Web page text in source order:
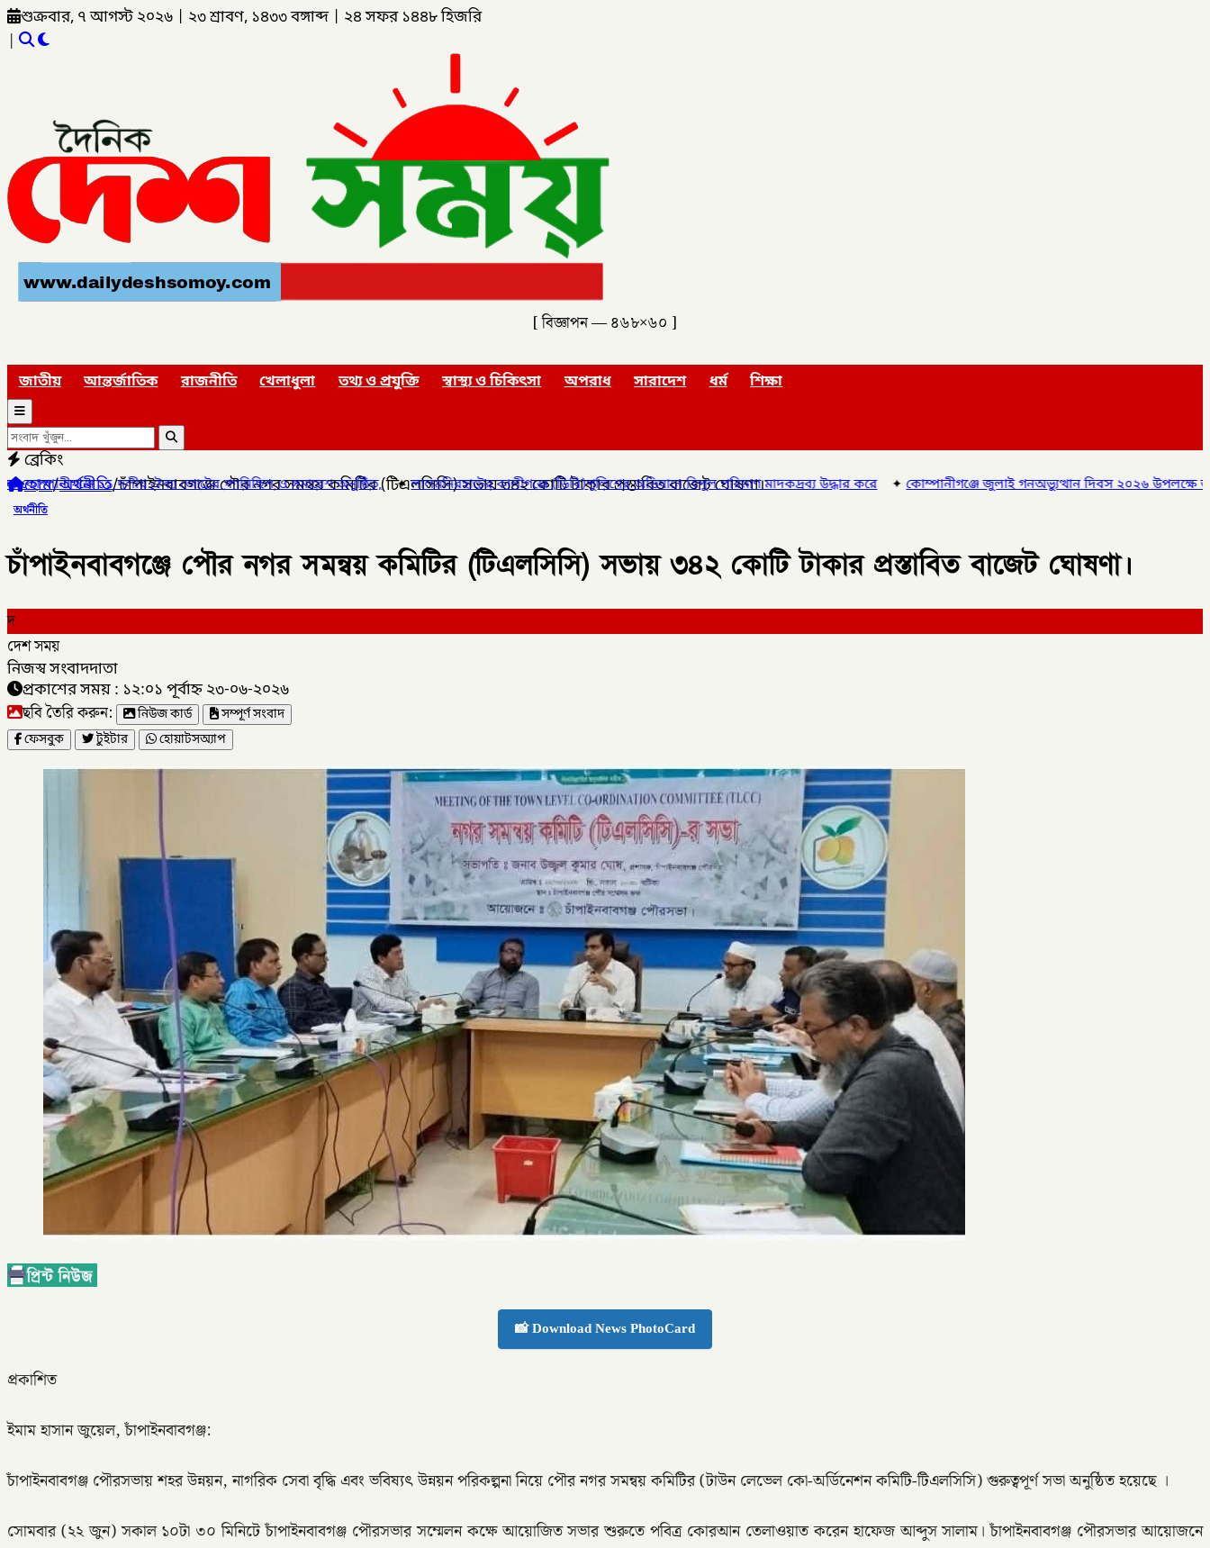
শুক্রবার, ৭ আগস্ট ২০২৬ ২৩ শ্রাবণ, ১৪৩৩ বঙ্গাব্দ ২৪ সফর ১৪৪৮ হিজরি
|
[ বিজ্ঞাপন — ৪৬৮×৬০ ]
জাতীয় আন্তর্জাতিক রাজনীতি খেলাধুলা তথ্য ও প্রযুক্তি স্বাস্থ্য ও চিকিৎসা অপরাধ সারাদেশ ধর্ম শিক্ষা
ব্রেকিং
ঐক্য জোটের গণমিছিল ও সমাবেশ অনুষ্ঠিত,✦লালমনিরহাটের কালীগঞ্জে (ডিবি)পুলিশের অভিযানে বিপুল পরিমাণ মাদকদ্রব্য উদ্ধার করে✦কোম্পানীগঞ্জে জুলাই গনঅভ্যুত্থান দিবস ২০২৬ উপলক্ষে আলোচনা সভা ও বিশেষ
হোম/অর্থনীতি/চাঁপাইনবাবগঞ্জে পৌর নগর সমন্বয় কমিটির (টিএলসিসি) সভায় ৩৪২ কোটি টাকার প্রস্তাবিত বাজেট ঘোষণা।
অর্থনীতি
চাঁপাইনবাবগঞ্জে পৌর নগর সমন্বয় কমিটির (টিএলসিসি) সভায় ৩৪২ কোটি টাকার প্রস্তাবিত বাজেট ঘোষণা।
দ
দেশ সময়
নিজস্ব সংবাদদাতা
প্রকাশের সময় : ১২:০১ পূর্বাহ্ন ২৩-০৬-২০২৬
ছবি তৈরি করুন: নিউজ কার্ড
সম্পূর্ণ সংবাদ
ফেসবুক
টুইটার হোয়াটসঅ্যাপ
📸 Download News PhotoCard
প্রকাশিত
ইমাম হাসান জুয়েল, চাঁপাইনবাবগঞ্জ:
চাঁপাইনবাবগঞ্জ পৌরসভায় শহর উন্নয়ন, নাগরিক সেবা বৃদ্ধি এবং ভবিষ্যৎ উন্নয়ন পরিকল্পনা নিয়ে পৌর নগর সমন্বয় কমিটির (টাউন লেভেল কো-অর্ডিনেশন কমিটি-টিএলসিসি) গুরুত্বপূর্ণ সভা অনুষ্ঠিত হয়েছে ।
সোমবার (২২ জুন) সকাল ১০টা ৩০ মিনিটে চাঁপাইনবাবগঞ্জ পৌরসভার সম্মেলন কক্ষে আয়োজিত সভার শুরুতে পবিত্র কোরআন তেলাওয়াত করেন হাফেজ আব্দুস সালাম। চাঁপাইনবাবগঞ্জ পৌরসভার আয়োজনে